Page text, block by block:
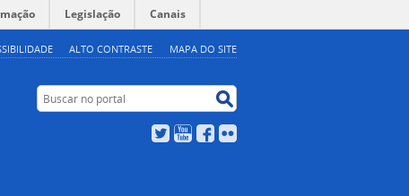
ALTO CONTRASTE MAPA DO SITE
Legislação Canais
Buscar no portal
TwitterYouTubeFacebook